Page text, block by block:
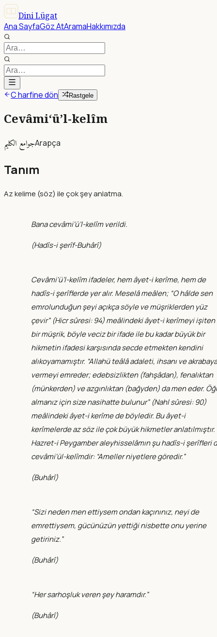
Dini Lügat
Ana SayfaGöz AtAramaHakkımızda
C harfine dön Rastgele
Cevâmi‘ü’l-kelîm
جوامع الكليمArapça
Tanım
Az kelime (söz) ile çok şey anlatma.
Bana cevâmi‘ü’l-kelîm verildi.
(Hadîs-i şerîf-Buhârî)
Cevâmi‘ü’l-kelîm ifadeler, hem âyet-i kerîme, hem de
hadîs-i şerîflerde yer alır. Meselâ meâlen; “O hâlde sen
emrolunduğun şeyi açıkça söyle ve müşriklerden yüz
çevir” (Hicr sûresi: 94) meâlindeki âyet-i kerîmeyi işiten
bir müşrik, böyle veciz bir ifade ile bu kadar büyük bir
hikmetin ifadesi karşısında secde etmekten kendini
alıkoyamamıştır. “Allahü teâlâ adaleti, ihsanı ve akrabaya
vermeyi emreder; edebsizlikten (fahşâdan), fenalıktan
(münkerden) ve azgınlıktan (bağyden) da men eder.
almanız için size nasihatte bulunur” (Nahl sûresi: 90)
meâlindeki âyet-i kerîme de böyledir. Bu âyet-i
kerîmelerde az söz ile çok büyük hikmetler anlatılmıştır.
Hazret-i Peygamber aleyhisselâmın şu hadîs-i şerîfleri
cevâmi‘ül-kelîmdir: “Ameller niyetlere göredir.”
(Buhârî)
“Sizi neden men ettiysem ondan kaçınınız, neyi de
emrettiysem, gücünüzün yettiği nisbette onu yerine
getiriniz.”
(Buhârî)
“Her sarhoşluk veren şey haramdır.”
(Buhârî)